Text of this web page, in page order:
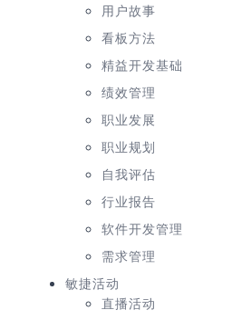
用户故事
看板方法
精益开发基础
绩效管理
职业发展
职业规划
自我评估
行业报告
软件开发管理
需求管理
敏捷活动
直播活动